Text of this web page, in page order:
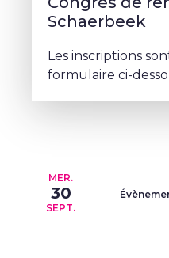
Schaerbeek
Les inscriptions
formulaire ci-
MER.
30
SEPT.